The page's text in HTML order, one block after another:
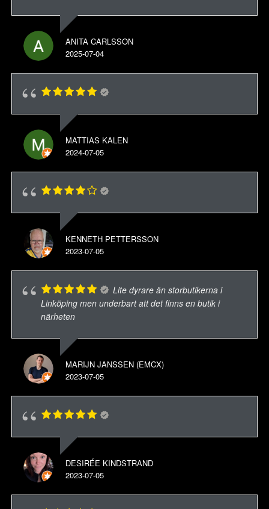
ANITA CARLSSON
2025-07-04
MATTIAS KALEN
2024-07-05
KENNETH PETTERSSON
2023-07-05
Lite dyrare än storbutikerna i
Linköping men underbart att det finns en butik i
närheten
MARIJN JANSSEN (EMCX)
2023-07-05
DESIRÉE KINDSTRAND
2023-07-05